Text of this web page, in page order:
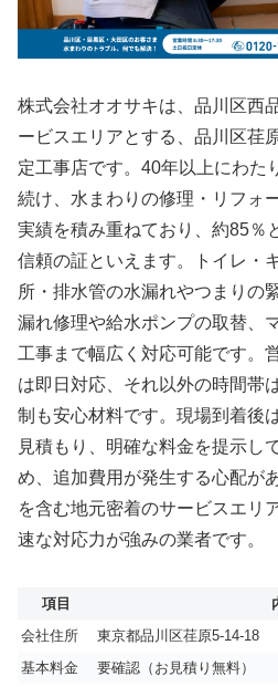
株式会社オオサキは、品川区西
ービスエリアとする、品川区荏
定工事店です。40年以上にわた
続け、水まわりの修理・リフォ
実績を積み重ねており、約85％
信頼の証といえます。トイレ・
所・排水管の水漏れやつまりの
漏れ修理や給水ポンプの取替、
工事まで幅広く対応可能です。
は即日対応、それ以外の時間帯
制も安心材料です。現場到着後
見積もり、明確な料金を提示し
め、追加費用が発生する心配が
を含む地元密着のサービスエリ
速な対応力が強みの業者です。
項目
会社住所
東京都品川区荏原5-14-18
基本料金
要確認（お見積り無料）